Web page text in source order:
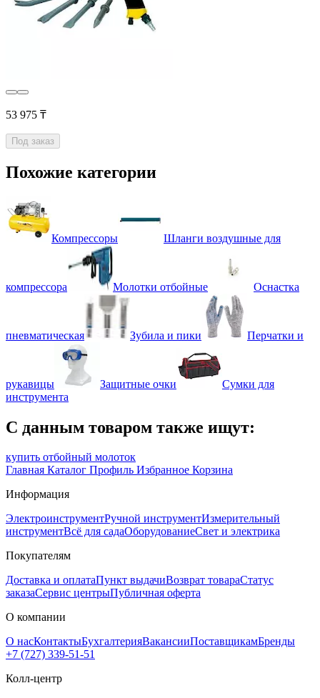
53 975 ₸
Под заказ
Похожие категории
Компрессоры Шланги воздушные для
компрессора Молотки отбойные Оснастка
пневматическая Зубила и пики Перчатки и
рукавицы Защитные очки
Сумки для
инструмента
С данным товаром также ищут:
купить отбойный молоток
Главная Каталог Профиль Избранное Корзина
Информация
ЭлектроинструментРучной инструментИзмерительный
инструментВсё для садаОборудованиеСвет и электрика
Покупателям
Доставка и оплатаПункт выдачиВозврат товараСтатус
заказаСервис центрыПубличная оферта
О компании
О насКонтактыБухгалтерияВакансииПоставщикамБренды
+7 (727) 339-51-51
Колл-центр